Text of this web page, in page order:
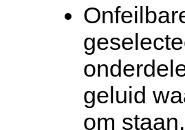
geluid
om staan.